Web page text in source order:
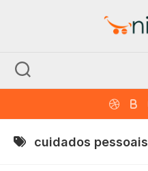
cuidados pessoais